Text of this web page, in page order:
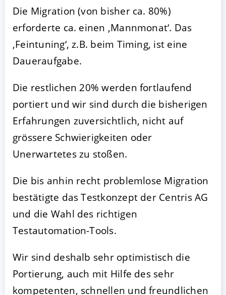
Die Migration (von bisher ca. 80%)
erforderte ca. einen ‚Mannmonat‘. Das
‚Feintuning‘, z.B. beim Timing, ist eine
Daueraufgabe.
Die restlichen 20% werden fortlaufend
portiert und wir sind durch die bisherigen
Erfahrungen zuversichtlich, nicht auf
grössere Schwierigkeiten oder
Unerwartetes zu stoßen.
Die bis anhin recht problemlose Migration
bestätigte das Testkonzept der Centris AG
und die Wahl des richtigen
Testautomation-Tools.
Wir sind deshalb sehr optimistisch die
Portierung, auch mit Hilfe des sehr
kompetenten, schnellen und freundlichen